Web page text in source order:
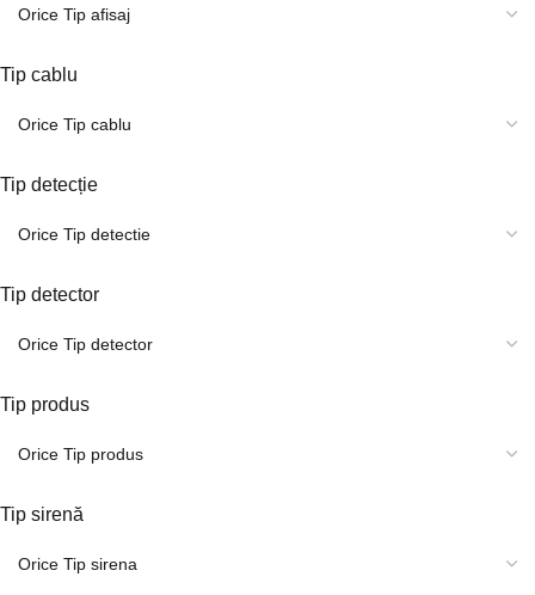
Tip cablu
Tip detecție
Tip detector
Tip produs
Tip sirenă